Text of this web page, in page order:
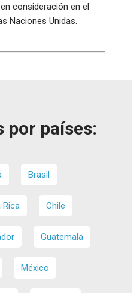
consideración en el
Naciones Unidas.
por países:
Brasil
Rica Chile
Guatemala
México